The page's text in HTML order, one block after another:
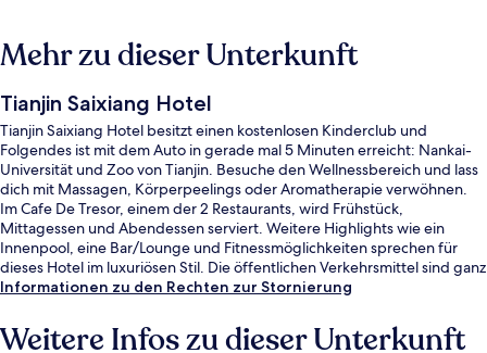
Mehr zu dieser Unterkunft
Tianjin Saixiang Hotel
Tianjin Saixiang Hotel besitzt einen kostenlosen Kinderclub und
Folgendes ist mit dem Auto in gerade mal 5 Minuten erreicht: Nankai-
Universität und Zoo von Tianjin. Besuche den Wellnessbereich und lass
dich mit Massagen, Körperpeelings oder Aromatherapie verwöhnen.
Im Cafe De Tresor, einem der 2 Restaurants, wird Frühstück,
Mittagessen und Abendessen serviert. Weitere Highlights wie ein
Innenpool, eine Bar/Lounge und Fitnessmöglichkeiten sprechen für
dieses Hotel im luxuriösen Stil. Die öffentlichen Verkehrsmittel sind ganz
in der Nähe: Zur U-Bahn (Station Hua Yuan) sind es nur 13 Gehminuten.
Informationen zu den Rechten zur Stornierung
Weitere Infos zu dieser Unterkunft